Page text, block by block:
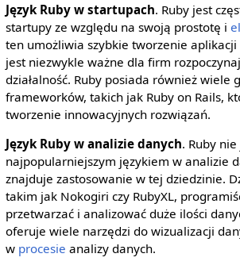
Język Ruby w startupach. Ruby jest
startupy ze względu na swoją prostotę i
ten umożliwia szybkie tworzenie aplikacji
jest niezwykle ważne dla firm
działalność. Ruby posiada również wiele
frameworków, takich jak Ruby on Rails,
tworzenie innowacyjnych rozwiązań.
Język Ruby w analizie danych. Ruby
najpopularniejszym językiem w analizie
znajduje zastosowanie w tej dziedzinie.
takim jak Nokogiri czy RubyXL,
przetwarzać i analizować duże ilości
oferuje wiele narzędzi do wizualizacji
w procesie analizy danych.